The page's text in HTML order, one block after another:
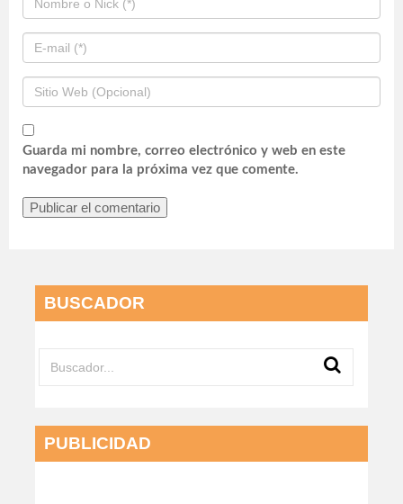
Guarda mi nombre, correo electrónico y web en este
navegador para la próxima vez que comente.
BUSCADOR
PUBLICIDAD